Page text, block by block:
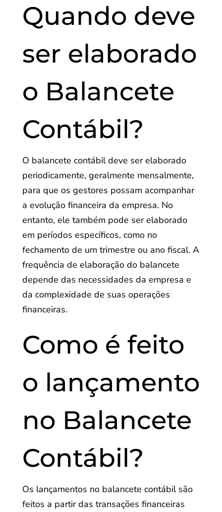
Quando deve
ser elaborado
o Balancete
Contábil?
O balancete contábil deve ser elaborado
periodicamente, geralmente mensalmente,
para que os gestores possam acompanhar
a evolução financeira da empresa. No
entanto, ele também pode ser elaborado
em períodos específicos, como no
fechamento de um trimestre ou ano fiscal. A
frequência de elaboração do balancete
depende das necessidades da empresa e
da complexidade de suas operações
financeiras.
Como é feito
o lançamento
no Balancete
Contábil?
Os lançamentos no balancete contábil são
feitos a partir das transações financeiras